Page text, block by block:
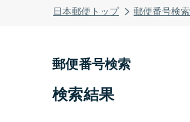
日本郵便トップ 郵便番号検索
郵便番号検索
検索結果